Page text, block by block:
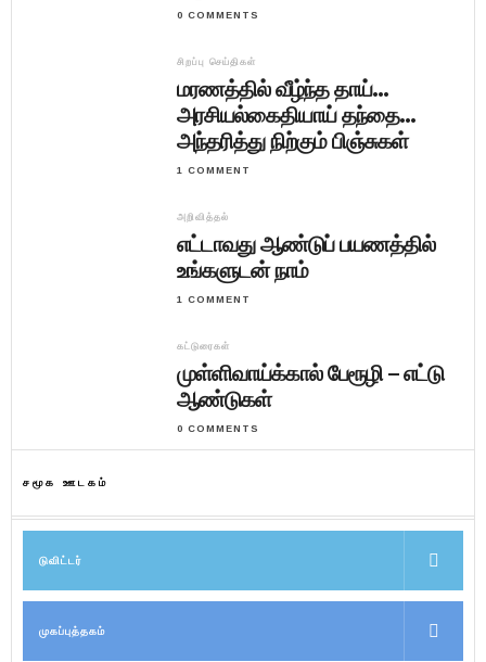
0 COMMENTS
சிறப்பு செய்திகள்
மரணத்தில் வீழ்ந்த தாய்…
அரசியல்கைதியாய் தந்தை…
அந்தரித்து நிற்கும் பிஞ்சுகள்
1 COMMENT
அறிவித்தல்
எட்டாவது ஆண்டுப் பயணத்தில்
உங்களுடன் நாம்
1 COMMENT
கட்டுரைகள்
முள்ளிவாய்க்கால் பேரூழி – எட்டு
ஆண்டுகள்
0 COMMENTS
சமூக ஊடகம்
டுவிட்டர்
முகப்புத்தகம்